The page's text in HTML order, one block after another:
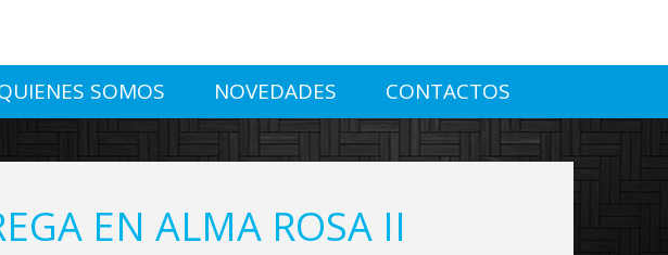
SOMOS NOVEDADES CONTACTOS
EN ALMA ROSA II